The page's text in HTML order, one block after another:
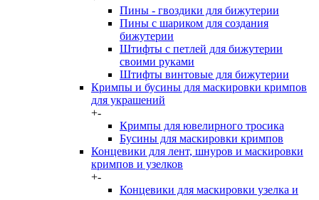
Пины - гвоздики для бижутерии
Пины с шариком для создания
бижутерии
Штифты с петлей для бижутерии
своими руками
Штифты винтовые для бижутерии
Кримпы и бусины для маскировки кримпов
для украшений
+-
Кримпы для ювелирного тросика
Бусины для маскировки кримпов
Концевики для лент, шнуров и маскировки
кримпов и узелков
+-
Концевики для маскировки узелка и